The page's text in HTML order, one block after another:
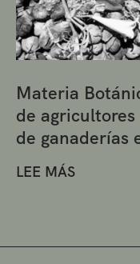
Materia
de
de ganaderías
LEE MÁS